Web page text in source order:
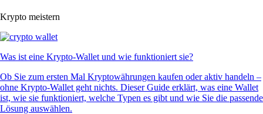
Krypto meistern
Was ist eine Krypto-Wallet und wie funktioniert sie?
Ob Sie zum ersten Mal Kryptowährungen kaufen oder aktiv handeln –
ohne Krypto-Wallet geht nichts. Dieser Guide erklärt, was eine Wallet
ist, wie sie funktioniert, welche Typen es gibt und wie Sie die passende
Lösung auswählen.